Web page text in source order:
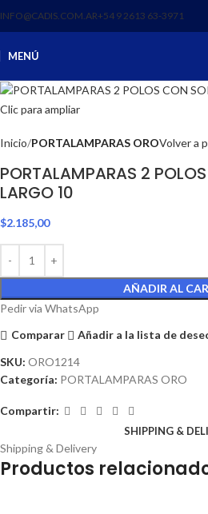
INFO@CADIS.COM.AR‪+54 9 2613 63‑3971‬
MENÚ
Clic para ampliar
Inicio PORTALAMPARAS OROVolver a
PORTALAMPARAS 2
LARGO 10
$2.185,00
AÑADIR AL
Pedir via WhatsApp
Comparar
Añadir a la lista de
SKU: ORO1214
Categoría: PORTALAMPARAS ORO
Compartir:
SHIPPING &
Shipping & Delivery
Productos